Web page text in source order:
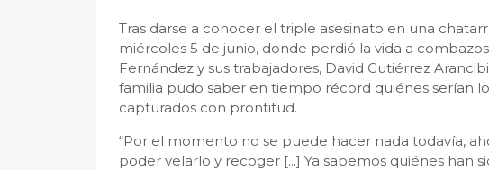
Tras darse a conocer el triple asesinato en una
miércoles 5 de junio, donde perdió la vida a
Fernández y sus trabajadores, David Gutiérrez
familia pudo saber en tiempo récord quiénes serían
capturados con prontitud.
“Por el momento no se puede hacer nada todavía,
poder velarlo y recoger [...] Ya sabemos quiénes han